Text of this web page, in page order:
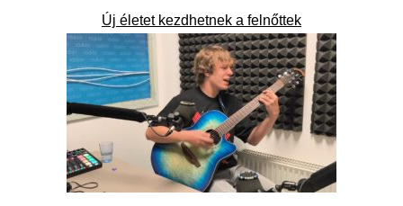
Új életet kezdhetnek a felnőttek